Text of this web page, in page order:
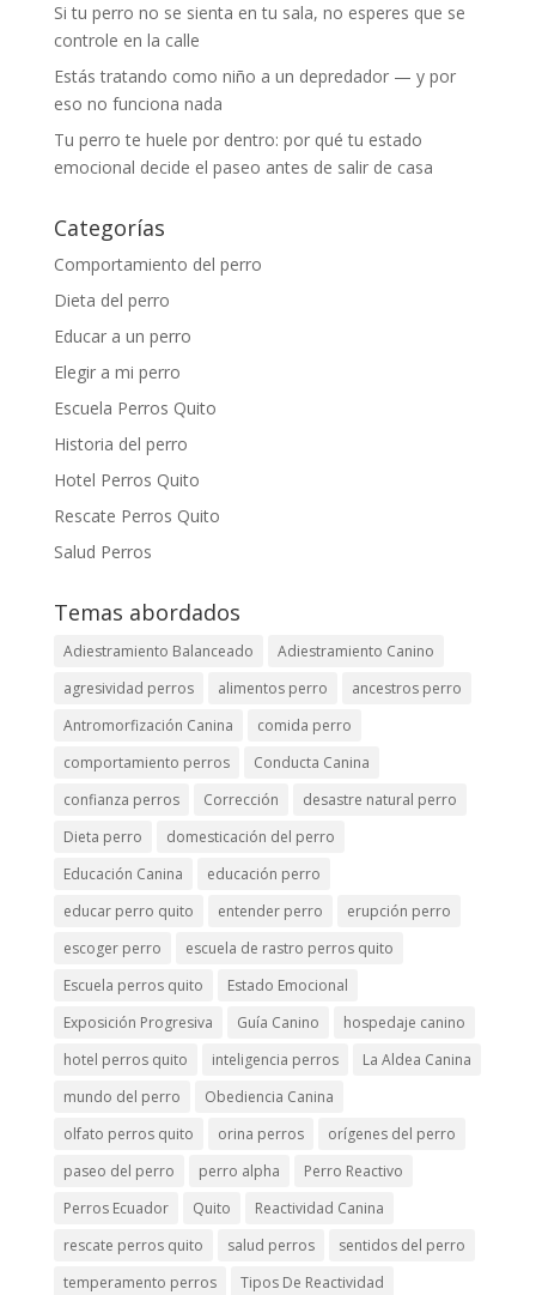
Si tu perro no se sienta en tu sala, no esperes que se
controle en la calle
Estás tratando como niño a un depredador — y por
eso no funciona nada
Tu perro te huele por dentro: por qué tu estado
emocional decide el paseo antes de salir de casa
Categorías
Comportamiento del perro
Dieta del perro
Educar a un perro
Elegir a mi perro
Escuela Perros Quito
Historia del perro
Hotel Perros Quito
Rescate Perros Quito
Salud Perros
Temas abordados
Adiestramiento Balanceado
Adiestramiento Canino
agresividad perros
alimentos perro
ancestros perro
Antromorfización Canina
comida perro
comportamiento perros
Conducta Canina
confianza perros
Corrección
desastre natural perro
Dieta perro
domesticación del perro
Educación Canina
educación perro
educar perro quito
entender perro
erupción perro
escoger perro
escuela de rastro perros quito
Escuela perros quito
Estado Emocional
Exposición Progresiva
Guía Canino
hospedaje canino
hotel perros quito
inteligencia perros
La Aldea Canina
mundo del perro
Obediencia Canina
olfato perros quito
orina perros
orígenes del perro
paseo del perro
perro alpha
Perro Reactivo
Perros Ecuador
Quito
Reactividad Canina
rescate perros quito
salud perros
sentidos del perro
temperamento perros
Tipos De Reactividad